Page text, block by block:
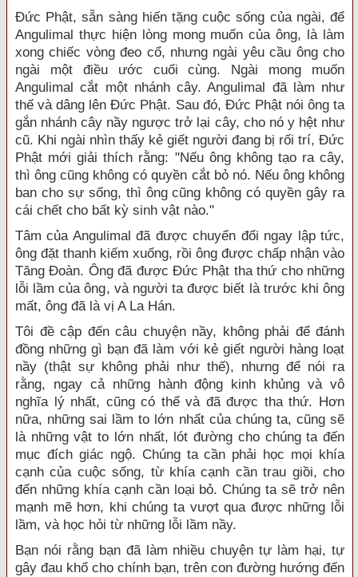
Đức Phật, sẵn sàng hiến tặng cuộc sống của ngài, để
Angulimal thực hiện lòng mong muốn của ông, là làm
xong chiếc vòng đeo cổ, nhưng ngài yêu cầu ông cho
ngài một điều ước cuối cùng. Ngài mong muốn
Angulimal cắt một nhánh cây. Angulimal đã làm như
thế và dâng lên Đức Phật. Sau đó, Đức Phật nói ông ta
gắn nhánh cây nầy ngược trở lại cây, cho nó y hệt như
cũ. Khi ngài nhìn thấy kẻ giết người đang bị rối trí, Đức
Phật mới giải thích rằng: "Nếu ông không tạo ra cây,
thì ông cũng không có quyền cắt bỏ nó. Nếu ông không
ban cho sự sống, thì ông cũng không có quyền gây ra
cái chết cho bất kỳ sinh vật nào."
Tâm của Angulimal đã được chuyển đổi ngay lập tức,
ông đặt thanh kiếm xuống, rồi ông được chấp nhận vào
Tăng Đoàn. Ông đã được Đức Phật tha thứ cho những
lỗi lầm của ông, và người ta được biết là trước khi ông
mất, ông đã là vị A La Hán.
Tôi đề cập đến câu chuyện nầy, không phải để đánh
đồng những gì bạn đã làm với kẻ giết người hàng loạt
nầy (thật sự không phải như thế), nhưng để nói ra
rằng, ngay cả những hành động kinh khủng và vô
nghĩa lý nhất, cũng có thể và đã được tha thứ. Hơn
nữa, những sai lầm to lớn nhất của chúng ta, cũng sẽ
là những vật to lớn nhất, lót đường cho chúng ta đến
mục đích giác ngộ. Chúng ta cần phải học mọi khía
cạnh của cuộc sống, từ khía cạnh cần trau giồi, cho
đến những khía cạnh cần loại bỏ. Chúng ta sẽ trở nên
mạnh mẽ hơn, khi chúng ta vượt qua được những lỗi
lầm, và học hỏi từ những lỗi lầm nầy.
Bạn nói rằng bạn đã làm nhiều chuyện tự làm hại, tự
gây đau khổ cho chính bạn, trên con đường hướng đến